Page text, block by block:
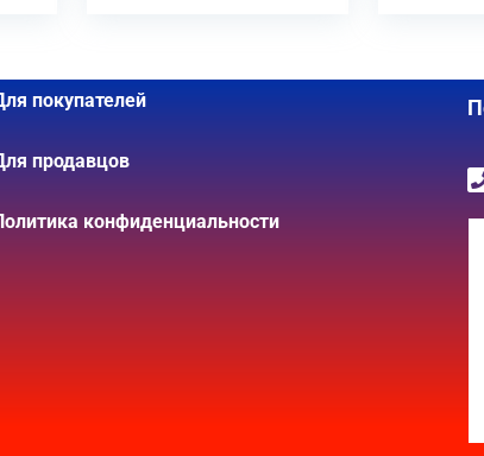
покупателей
продавцов
конфиденциальности